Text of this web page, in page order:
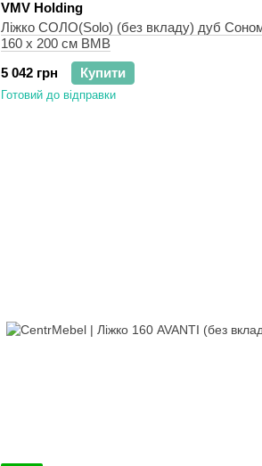
VMV Holding
Ліжко СОЛО(Solo) (без вкладу) дуб
160 x 200 см ВМВ
5 042 грн
Купити
Готовий до відправки